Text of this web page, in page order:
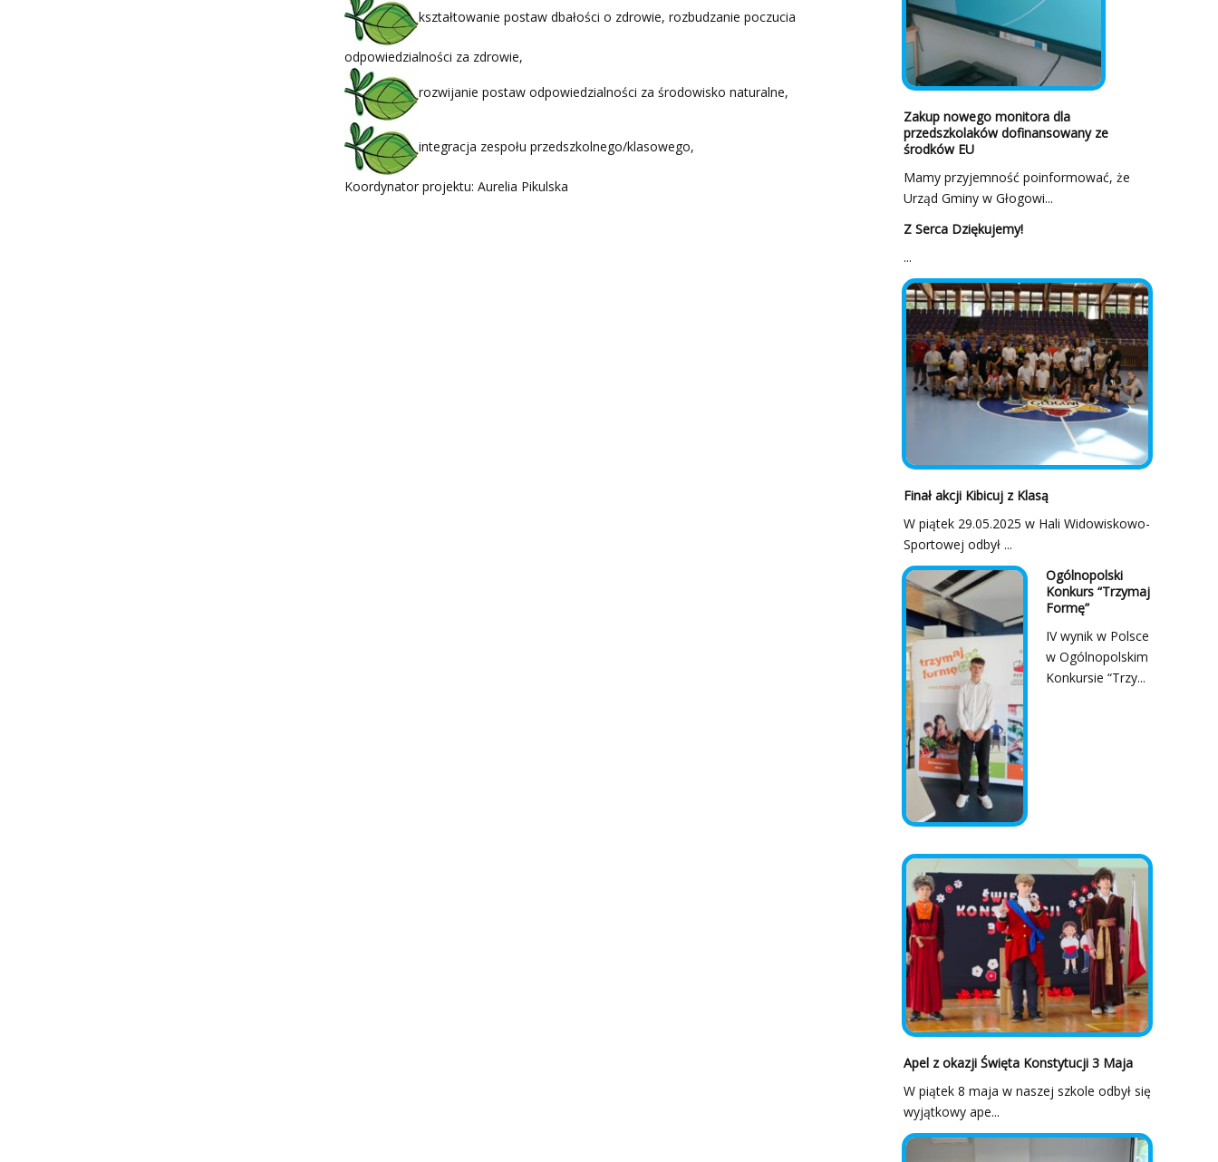
kształtowanie postaw dbałości o zdrowie, rozbudzanie poczucia
odpowiedzialności za zdrowie,
rozwijanie postaw odpowiedzialności za środowisko naturalne,
integracja zespołu przedszkolnego/klasowego,
Koordynator projektu: Aurelia Pikulska
Zakup nowego monitora dla
przedszkolaków dofinansowany ze
środków EU
Mamy przyjemność poinformować, że
Urząd Gminy w Głogowi...
Z Serca Dziękujemy!
...
Finał akcji Kibicuj z Klasą
W piątek 29.05.2025 w Hali Widowiskowo-
Sportowej odbył ...
Ogólnopolski
Konkurs “Trzymaj
Formę”
IV wynik w Polsce
w Ogólnopolskim
Konkursie “Trzy...
Apel z okazji Święta Konstytucji 3 Maja
W piątek 8 maja w naszej szkole odbył się
wyjątkowy ape...